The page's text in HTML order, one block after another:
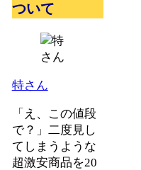
ついて
特さん
「え、この値段
で？」二度見し
てしまうような
超激安商品を20